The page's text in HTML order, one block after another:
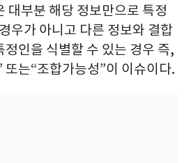
대부분 해당 정보만으로 특정
우가 아니고 다른 정보와 결합
인을 식별할 수 있는 경우 즉,
또는“조합가능성”이 이슈이다.